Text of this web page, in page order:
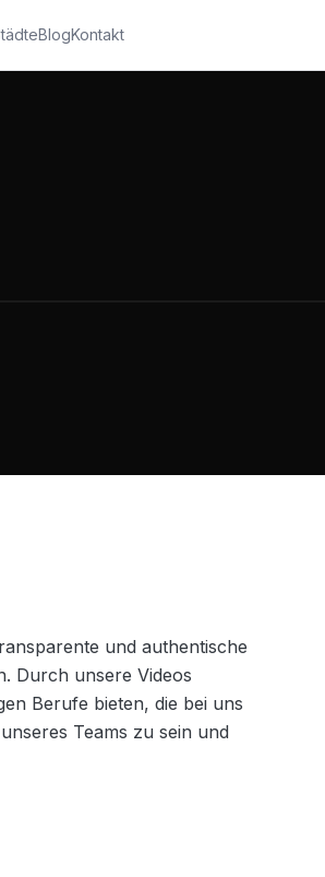
BlogKontakt
und authentische
Durch unsere Videos
Berufe bieten, die bei uns
Teams zu sein und